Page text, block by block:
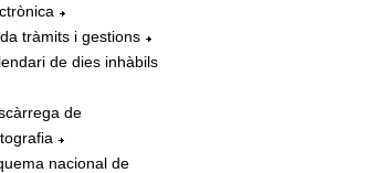
tràmits i gestions
de dies inhàbils
de
nacional de